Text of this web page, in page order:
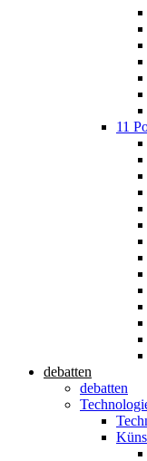
11
debatten
debatten